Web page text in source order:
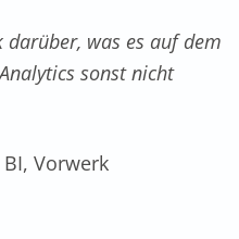
darüber, was es auf dem
sonst nicht
Vorwerk